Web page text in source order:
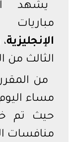
يشهد
الإنجليزية
الثالث من
من
مساء
حيث تم
منافسات